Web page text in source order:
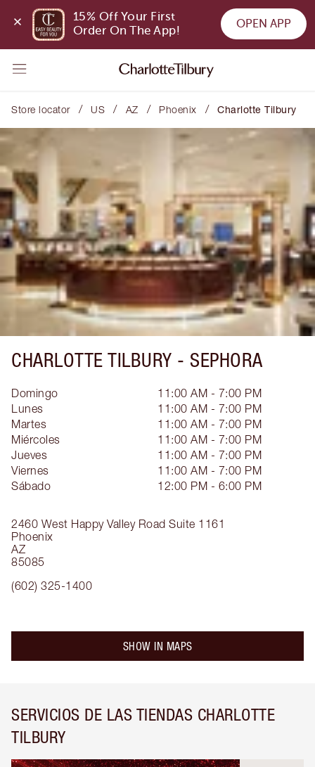
15% Off Your First
Order On The App!
OPEN APP
Store locator / US / AZ / Phoenix / Charlotte Tilbury
CHARLOTTE TILBURY - SEPHORA
2460 West Happy Valley Road Suite 1161
Phoenix
AZ
85085
(602) 325-1400
Domingo
11:00 AM - 7:00 PM
Lunes
11:00 AM - 7:00 PM
Martes
11:00 AM - 7:00 PM
Miércoles
11:00 AM - 7:00 PM
Jueves
11:00 AM - 7:00 PM
Viernes
11:00 AM - 7:00 PM
Sábado
12:00 PM - 6:00 PM
SHOW IN MAPS
SERVICIOS DE LAS TIENDAS CHARLOTTE
TILBURY